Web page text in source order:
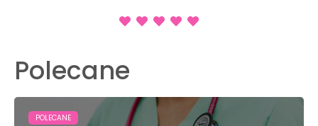
Polecane
POLECANE